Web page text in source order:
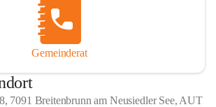
Gemeinderat
7091 Breitenbrunn am Neusiedler See, AUT